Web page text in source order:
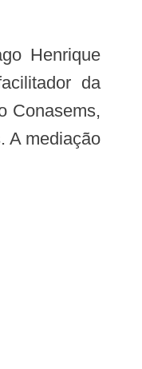
da
Conasems,
A mediação